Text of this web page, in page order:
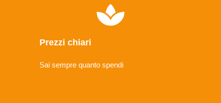
Prezzi chiari
Sai sempre quanto spendi